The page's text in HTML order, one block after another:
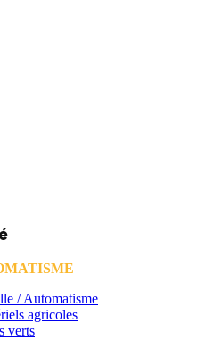
/ Automatisme
agricoles
verts